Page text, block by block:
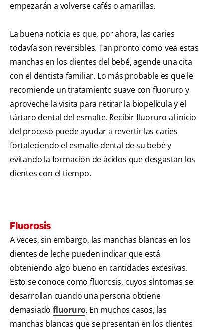
empezarán a volverse cafés o amarillas.
La buena noticia es que, por ahora, las caries
todavía son reversibles. Tan pronto como vea estas
manchas en los dientes del bebé, agende una cita
con el dentista familiar. Lo más probable es que le
recomiende un tratamiento suave con fluoruro y
aproveche la visita para retirar la biopelícula y el
tártaro dental del esmalte. Recibir fluoruro al inicio
del proceso puede ayudar a revertir las caries
fortaleciendo el esmalte dental de su bebé y
evitando la formación de ácidos que desgastan los
dientes con el tiempo.
Fluorosis
A veces, sin embargo, las manchas blancas en los
dientes de leche pueden indicar que está
obteniendo algo bueno en cantidades excesivas.
Esto se conoce como fluorosis, cuyos síntomas se
desarrollan cuando una persona obtiene
demasiadofluoruro. En muchos casos, las
manchas blancas que se presentan en los dientes